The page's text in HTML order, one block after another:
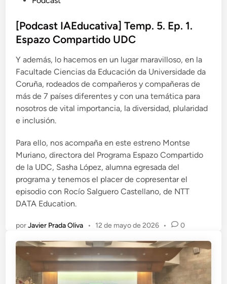
c
a
o
e
n
[Podcast IAEducativa] Temp. 5. Ep. 1.
Espazo Compartido UDC
Y además, lo hacemos en un lugar maravilloso, en la
Facultade Ciencias da Educación da Universidade da
Coruña, rodeados de compañeros y compañeras de
más de 7 países diferentes y con una temática para
nosotros de vital importancia, la diversidad, plularidad
e inclusión.
Para ello, nos acompaña en este estreno Montse
Muriano, directora del Programa Espazo Compartido
de la UDC, Sasha López, alumna egresada del
programa y tenemos el placer de copresentar el
episodio con Rocío Salguero Castellano, de NTT
DATA Education.
porJavier Prada Oliva • 12 de mayo de 2026 • 0